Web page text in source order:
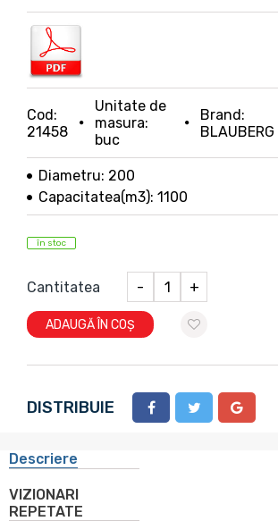
Cod:
21458
Unitate de
masura:
buc
Brand:
BLAUBERG
Diametru: 200
Capacitatea(m3): 1100
în stoc
Cantitatea - +
ADAUGĂ ÎN COȘ
DISTRIBUIE
Descriere
VIZIONARI
REPETATE